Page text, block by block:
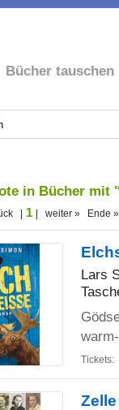
Bücher tauschen
in Bücher mit
| 1 | weiter » Ende »
Lars
Tickets: